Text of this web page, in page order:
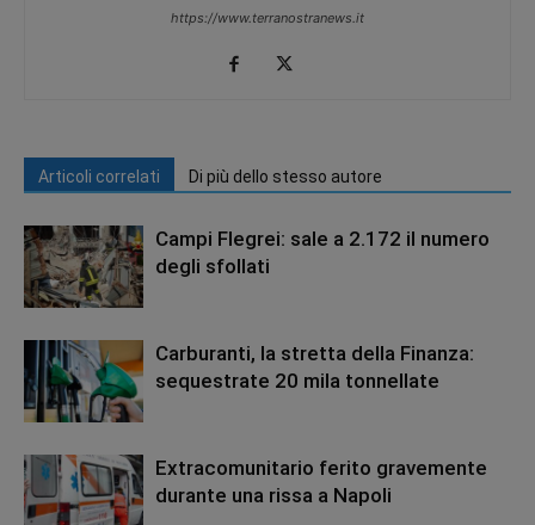
https://www.terranostranews.it
Articoli correlati Di più dello stesso autore
Campi Flegrei: sale a 2.172 il numero
degli sfollati
Carburanti, la stretta della Finanza:
sequestrate 20 mila tonnellate
Extracomunitario ferito gravemente
durante una rissa a Napoli